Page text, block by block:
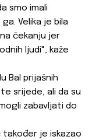
smo imali
Velika je bila
čekanju jer
ljudi", kaže
Bal prijašnih
srijede, ali da su
zabavljati do
također je iskazao